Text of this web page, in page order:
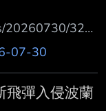
20260730/321
軍F-35 造成
了報復美軍空襲
用數枚 導彈攻
07-30
飛彈入侵波蘭